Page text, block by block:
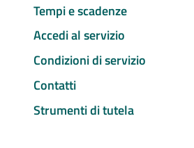
Tempi e scadenze
Accedi al servizio
Condizioni di servizio
Contatti
Strumenti di tutela